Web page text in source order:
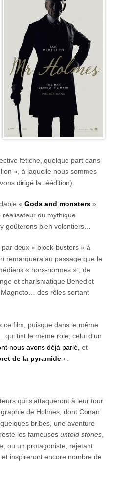
fétiche, quelque part dans
», à laquelle nous sommes
dirigé la réédition).
« Gods and monsters »
du mythique
goûterons bien volontiers…
par deux « block-busters » à
remarquera au passage que le
« hors-normes » ; de
et charismatique Benedict
Magneto… des rôles sortant
ce film, puisque dans le même
tint le même rôle, celui d’un
nous avons déjà parlé, et
de la pyramide ».
qui s’attaqueront à leur tour
de Holmes, dont Conan
bribes, une aventure
les fameuses untold stories
ou un protagoniste, rejetant
inspireront encore nombre de